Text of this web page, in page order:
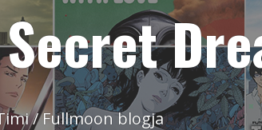
/ Fullmoon blogja